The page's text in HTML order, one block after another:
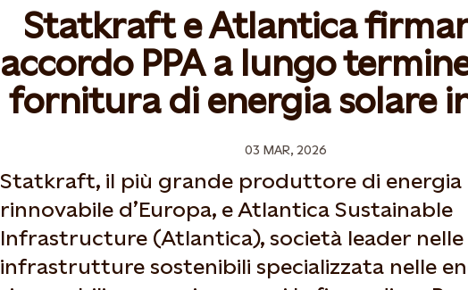
Statkraft e Atlantica
accordo PPA a lungo
fornitura di energia solare
03 MAR, 2026
Statkraft, il più grande produttore di energia
rinnovabile d’Europa, e Atlantica Sustainable
Infrastructure (Atlantica), società leader nelle
infrastrutture sostenibili specializzata nelle